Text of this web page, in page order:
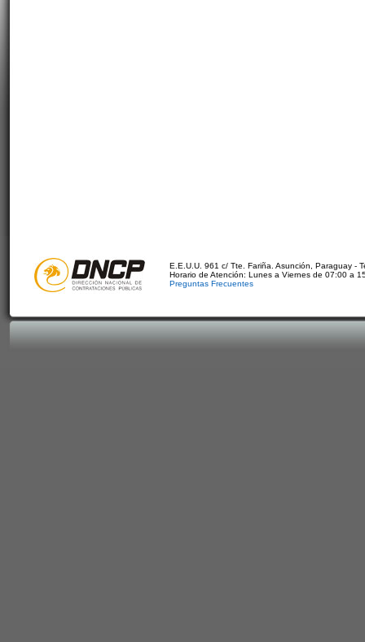
E.E.U.U. 961 c/ Tte. Fariña. Asunción, Paraguay -
Horario de Atención: Lunes a Viernes de 07:00 a
Preguntas Frecuentes